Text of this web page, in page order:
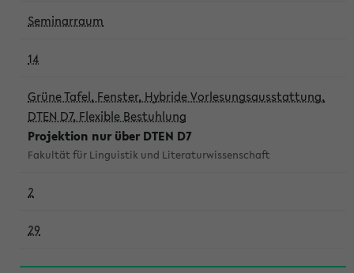
Seminarraum
14
Grüne Tafel, Fenster, Hybride Vorlesungsausstattung,
DTEN D7, Flexible Bestuhlung
Projektion nur über DTEN D7
Fakultät für Linguistik und Literaturwissenschaft
2
29